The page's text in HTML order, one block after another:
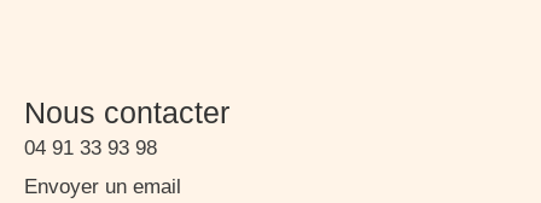
Nous contacter
04 91 33 93 98
Envoyer un email